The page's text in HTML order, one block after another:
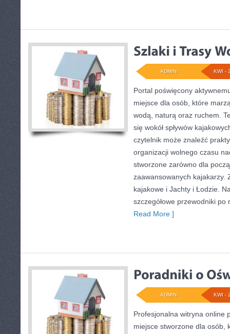
KWI -
ADMIN
Portal poświęcony
miejsce dla osób, które
wodą, naturą oraz ruchem.
się wokół spływów
czytelnik może znaleźć
organizacji wolnego czasu
stworzone zarówno dla
zaawansowanych kajakarzy.
kajakowe i Jachty i Łodzie.
szczegółowe przewodniki
Read More ]
KWI -
ADMIN
Profesjonalna witryna online
miejsce stworzone dla osób,